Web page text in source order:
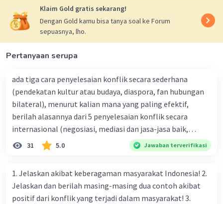
Klaim Gold gratis sekarang!
Dengan Gold kamu bisa tanya soal ke Forum
sepuasnya, lho.
Pertanyaan serupa
ada tiga cara penyelesaian konflik secara sederhana
(pendekatan kultur atau budaya, diaspora, fan hubungan
bilateral), menurut kalian mana yang paling efektif,
berilah alasannya dari 5 penyelesaian konflik secara
internasional (negosiasi, mediasi dan jasa-jasa baik,
konsiliasi, penyelidikan, dan penyelesaian di bawah
naungan organisasi PBB), menurut kalian mana yang
31 5.0 Jawaban terverifikasi
1. Jelaskan akibat keberagaman masyarakat Indonesia! 2.
Jelaskan dan berilah masing-masing dua contoh akibat
positif dari konflik yang terjadi dalam masyarakat! 3.